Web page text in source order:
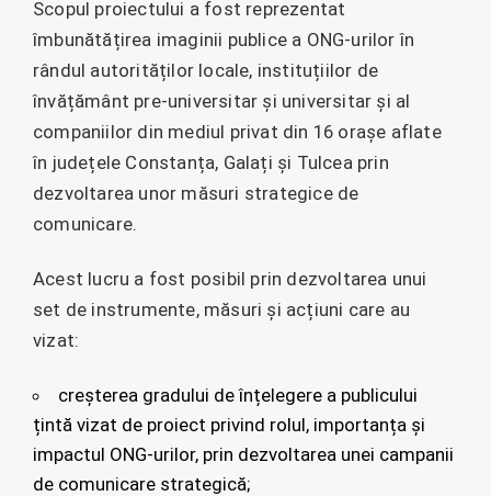
Scopul proiectului a fost reprezentat
îmbunătățirea imaginii publice a ONG-urilor în
rândul autorităților locale, instituțiilor de
învățământ pre-universitar și universitar și al
companiilor din mediul privat din 16 orașe aflate
în județele Constanța, Galați și Tulcea prin
dezvoltarea unor măsuri strategice de
comunicare.
Acest lucru a fost posibil prin dezvoltarea unui
set de instrumente, măsuri și acțiuni care au
vizat:
creșterea gradului de înțelegere a publicului
țintă vizat de proiect privind rolul, importanța și
impactul ONG-urilor, prin dezvoltarea unei campanii
de comunicare strategică;